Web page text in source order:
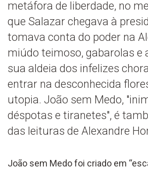
metáfora de liberdade, no
que Salazar chegava à
tomava conta do poder na
miúdo teimoso, gabarolas e
sua aldeia dos infelizes
entrar na desconhecida
utopia. João sem Medo,
déspotas e tiranetes", é
das leituras de Alexandre
João sem Medo foi criado em